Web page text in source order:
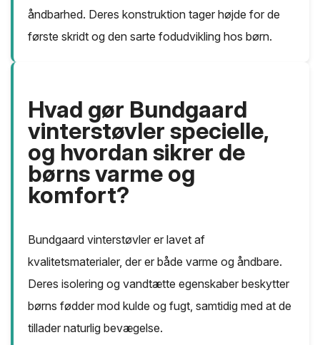
åndbarhed. Deres konstruktion tager højde for de
første skridt og den sarte fodudvikling hos børn.
Hvad gør Bundgaard
vinterstøvler specielle,
og hvordan sikrer de
børns varme og
komfort?
Bundgaard vinterstøvler er lavet af
kvalitetsmaterialer, der er både varme og åndbare.
Deres isolering og vandtætte egenskaber beskytter
børns fødder mod kulde og fugt, samtidig med at de
tillader naturlig bevægelse.